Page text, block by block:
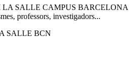
LA SALLE CAMPUS BARCELONA
professors, investigadors...
SALLE BCN